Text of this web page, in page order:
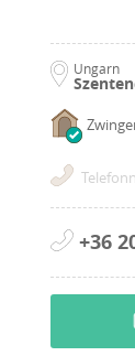
Ungarn
+36